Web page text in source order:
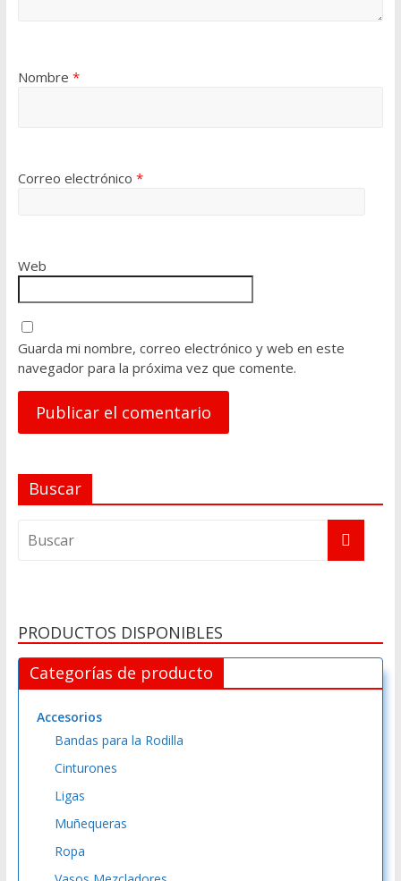
Nombre *
Correo electrónico *
Web
Guarda mi nombre, correo electrónico y web en este
navegador para la próxima vez que comente.
l
t
i
Buscar
PRODUCTOS DISPONIBLES
Categorías de producto
Accesorios
Bandas para la Rodilla
Cinturones
Ligas
Muñequeras
Ropa